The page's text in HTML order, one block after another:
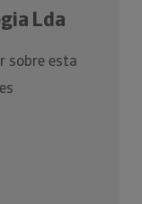
Lda
sobre esta